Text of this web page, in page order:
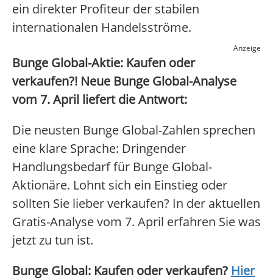
ein direkter Profiteur der stabilen
internationalen Handelsströme.
Anzeige
Bunge Global-Aktie: Kaufen oder
verkaufen?! Neue Bunge Global-Analyse
vom 7. April liefert die Antwort:
Die neusten Bunge Global-Zahlen sprechen
eine klare Sprache: Dringender
Handlungsbedarf für Bunge Global-
Aktionäre. Lohnt sich ein Einstieg oder
sollten Sie lieber verkaufen? In der aktuellen
Gratis-Analyse vom 7. April erfahren Sie was
jetzt zu tun ist.
Bunge Global: Kaufen oder verkaufen? Hier